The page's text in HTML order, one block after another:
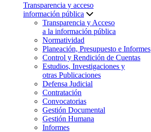
Transparencia y acceso
información pública
Transparencia y Acceso
a la información pública
Normatividad
Planeación, Presupuesto e Informes
Control y Rendición de Cuentas
Estudios, Investigaciones y
otras Publicaciones
Defensa Judicial
Contratación
Convocatorias
Gestión Documental
Gestión Humana
Informes